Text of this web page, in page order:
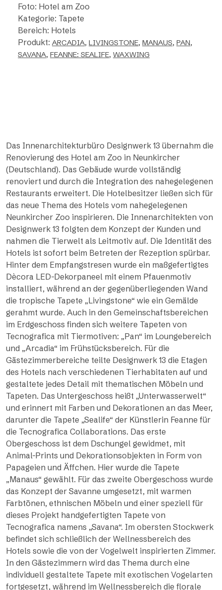
Foto: Hotel am Zoo
Kategorie: Tapete
Bereich: Hotels
Produkt: ARCADIA, LIVINGSTONE, MANAUS, PAN,
SAVANA, FEANNE: SEALIFE, WAXWING
Das Innenarchitekturbüro Designwerk 13 übernahm die
Renovierung des Hotel am Zoo in Neunkircher
(Deutschland). Das Gebäude wurde vollständig
renoviert und durch die Integration des nahegelegenen
Restaurants erweitert. Die Hotelbesitzer ließen sich für
das neue Thema des Hotels vom nahegelegenen
Neunkircher Zoo inspirieren. Die Innenarchitekten von
Designwerk 13 folgten dem Konzept der Kunden und
nahmen die Tierwelt als Leitmotiv auf. Die Identität des
Hotels ist sofort beim Betreten der Rezeption spürbar.
Hinter dem Empfangstresen wurde ein maßgefertigtes
Dècora LED-Dekorpaneel mit einem Pfauenmotiv
installiert, während an der gegenüberliegenden Wand
die tropische Tapete „Livingstone“ wie ein Gemälde
gerahmt wurde. Auch in den Gemeinschaftsbereichen
im Erdgeschoss finden sich weitere Tapeten von
Tecnografica mit Tiermotiven: „Pan“ im Loungebereich
und „Arcadia“ im Frühstücksbereich. Für die
Gästezimmerbereiche teilte Designwerk 13 die Etagen
des Hotels nach verschiedenen Tierhabitaten auf und
gestaltete jedes Detail mit thematischen Möbeln und
Tapeten. Das Untergeschoss heißt „Unterwasserwelt“
und erinnert mit Farben und Dekorationen an das Meer,
darunter die Tapete „Sealife“ der Künstlerin Feanne für
die Tecnografica Collaborations. Das erste
Obergeschoss ist dem Dschungel gewidmet, mit
Animal-Prints und Dekorationsobjekten in Form von
Papageien und Äffchen. Hier wurde die Tapete
„Manaus“ gewählt. Für das zweite Obergeschoss wurde
das Konzept der Savanne umgesetzt, mit warmen
Farbtönen, ethnischen Möbeln und einer speziell für
dieses Projekt handgefertigten Tapete von
Tecnografica namens „Savana“. Im obersten Stockwerk
befindet sich schließlich der Wellnessbereich des
Hotels sowie die von der Vogelwelt inspirierten Zimmer.
In den Gästezimmern wird das Thema durch eine
individuell gestaltete Tapete mit exotischen Vogelarten
fortgesetzt, während im Wellnessbereich die florale